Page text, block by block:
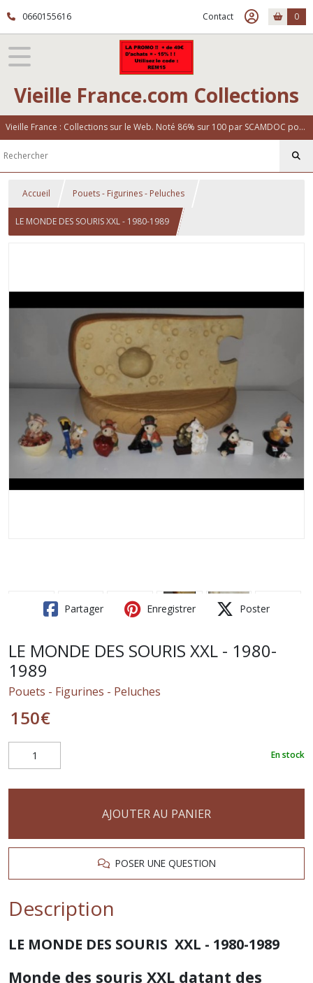
0660155616 Contact 0
Vieille France.com Collections
Vieille France : Collections sur le Web. Noté 86% sur 100 par SCAMDOC pour notre fiabilité
Accueil Pouets - Figurines - Peluches
LE MONDE DES SOURIS XXL - 1980-1989
Partager Enregistrer Poster
LE MONDE DES SOURIS XXL - 1980-
1989
Pouets - Figurines - Peluches
150€
En stock
AJOUTER AU PANIER
POSER UNE QUESTION
Description
LE MONDE DES SOURIS XXL - 1980-1989
Monde des souris XXL datant des